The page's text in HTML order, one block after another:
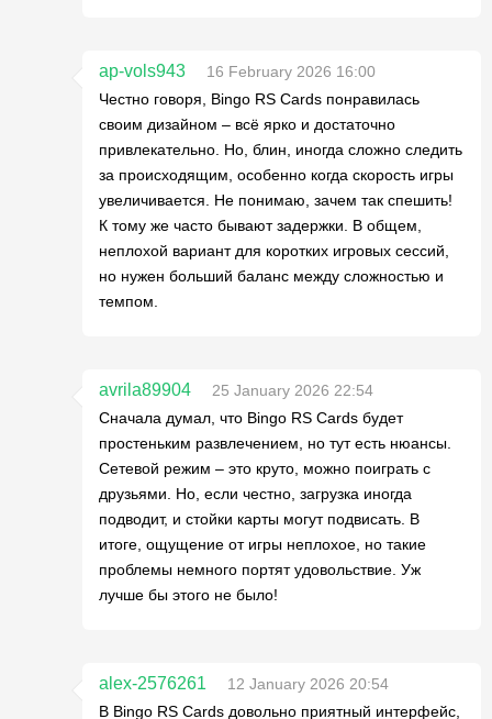
ap-vols943
16 February 2026 16:00
Честно говоря, Bingo RS Cards понравилась
своим дизайном – всё ярко и достаточно
привлекательно. Но, блин, иногда сложно следить
за происходящим, особенно когда скорость игры
увеличивается. Не понимаю, зачем так спешить!
К тому же часто бывают задержки. В общем,
неплохой вариант для коротких игровых сессий,
но нужен больший баланс между сложностью и
темпом.
avrila89904
25 January 2026 22:54
Сначала думал, что Bingo RS Cards будет
простеньким развлечением, но тут есть нюансы.
Сетевой режим – это круто, можно поиграть с
друзьями. Но, если честно, загрузка иногда
подводит, и стойки карты могут подвисать. В
итоге, ощущение от игры неплохое, но такие
проблемы немного портят удовольствие. Уж
лучше бы этого не было!
alex-2576261
12 January 2026 20:54
В Bingo RS Cards довольно приятный интерфейс,